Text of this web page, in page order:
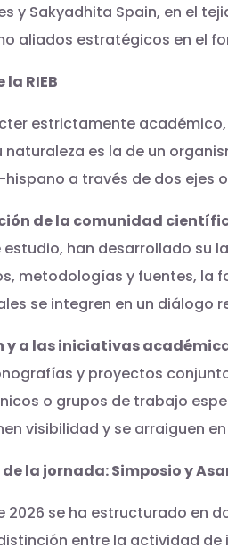
y Sakyadhita Spain, en el
aliados estratégicos en el
RIEB
estrictamente
naturaleza es la de un
a través de dos ejes
de la comunidad
han desarrollado su
metodologías y fuentes, la
se integren en un diálogo
y a las iniciativas
y proyectos
o grupos de trabajo
visibilidad y se arraiguen
la jornada: Simposio y
2026 se ha estructurado
entre la actividad